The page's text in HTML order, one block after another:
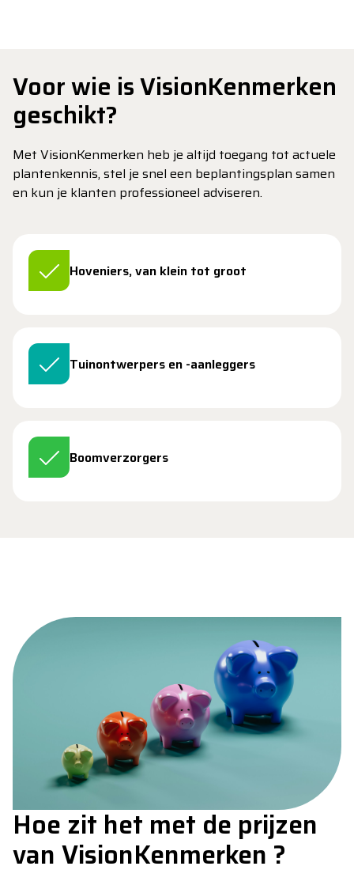
Voor wie is VisionKenmerken
geschikt?
Met VisionKenmerken heb je altijd toegang tot actuele
plantenkennis, stel je snel een beplantingsplan samen
en kun je klanten professioneel adviseren.
Hoveniers, van klein tot groot
Tuinontwerpers en -aanleggers
Boomverzorgers
Hoe zit het met de prijzen
van VisionKenmerken ?